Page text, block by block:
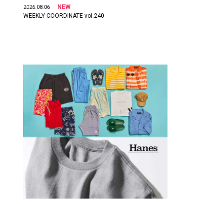
2026.08.06
NEW
WEEKLY COORDINATE vol.240